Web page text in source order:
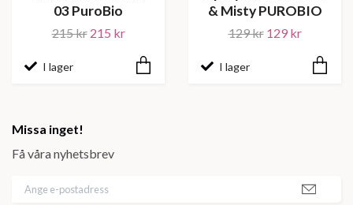
Missa inget!
Få våra nyhetsbrev
03 PuroBio
215 kr 215 kr
I lager
& Misty PUROBIO
129 kr 129 kr
I lager